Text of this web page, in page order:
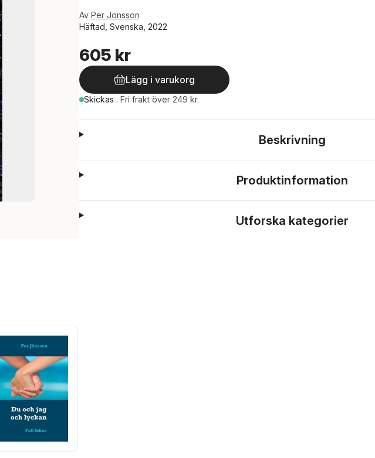
Av Per Jönsson
Häftad, Svenska, 2022
605 kr
Lägg i varukorg
Skickas . Fri frakt över 249 kr.
Beskrivning
Produktinformation
Utforska kategorier